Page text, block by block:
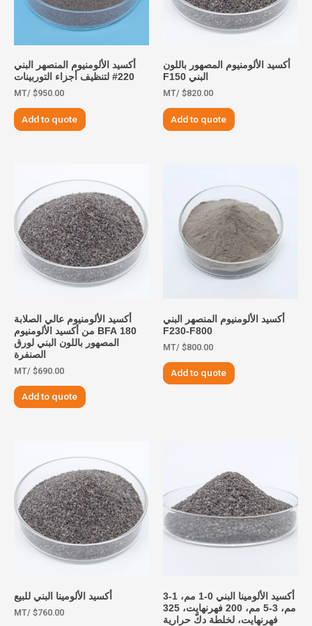
أكسيد الألومنيوم المصهور باللون
البني F150
$820.00
/MT
Add to quote
أكسيد الألومنيوم المنصهر البني
220# لتنظيف أجزاء التوربينات
$950.00
/MT
Add to quote
أكسيد الألومنيوم المنصهر البني
F230-F800
$800.00
/MT
Add to quote
أكسيد الألومنيوم عالي الصلابة
180 BFA من أكسيد الألومنيوم
المصهور باللون البني لورق
الصنفرة
$690.00
/MT
Add to quote
أكسيد الألومينا البني 0-1 مم، 1-3
مم، 3-5 مم، 200 فهرنهايت، 325
فهرنهايت، لخلطة دكّ حرارية
أكسيد الألومينا البني للبيع
$760.00
/MT